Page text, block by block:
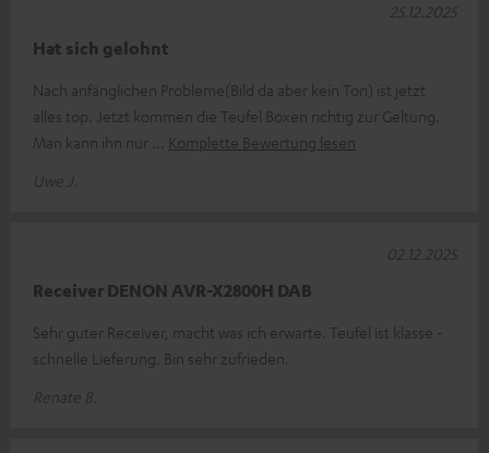
Hat sich gelohnt
Nach anfänglichen Probleme(Bild da aber kein Ton) ist jetzt
alles top. Jetzt kommen die Teufel Boxen richtig zur Geltung.
Man kann ihn nur
Komplette Bewertung lesen
Uwe J.
25.12.2025
Receiver DENON AVR-X2800H DAB
Sehr guter Receiver, macht was ich erwarte. Teufel ist klasse -
schnelle Lieferung. Bin sehr zufrieden.
Renate B.
02.12.2025